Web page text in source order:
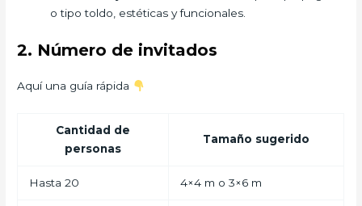
o tipo toldo, estéticas y funcionales.
2. Número de invitados
Aquí una guía rápida
Cantidad de
personas
Tamaño sugerido
Hasta 20 4×4 m o 3×6 m